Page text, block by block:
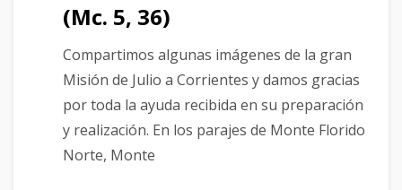
(Mc. 5, 36)
Compartimos algunas imágenes de la gran
Misión de Julio a Corrientes y damos gracias
por toda la ayuda recibida en su preparación
y realización. En los parajes de Monte Florido
Norte, Monte